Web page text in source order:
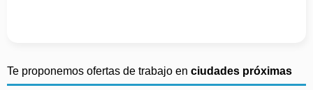
Te proponemos ofertas de trabajo en ciudades próximas